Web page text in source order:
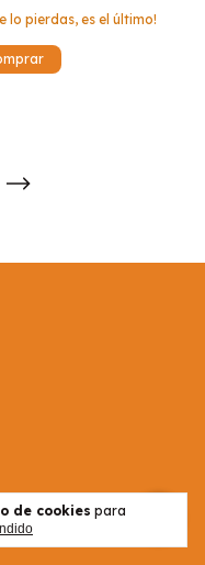
de cookies para
lo pierdas, es el último!